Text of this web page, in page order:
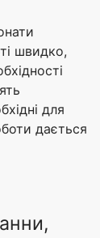
швидко,
для
дається